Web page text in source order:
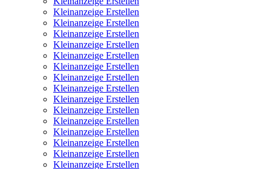
Kleinanzeige Erstellen
Kleinanzeige Erstellen
Kleinanzeige Erstellen
Kleinanzeige Erstellen
Kleinanzeige Erstellen
Kleinanzeige Erstellen
Kleinanzeige Erstellen
Kleinanzeige Erstellen
Kleinanzeige Erstellen
Kleinanzeige Erstellen
Kleinanzeige Erstellen
Kleinanzeige Erstellen
Kleinanzeige Erstellen
Kleinanzeige Erstellen
Kleinanzeige Erstellen